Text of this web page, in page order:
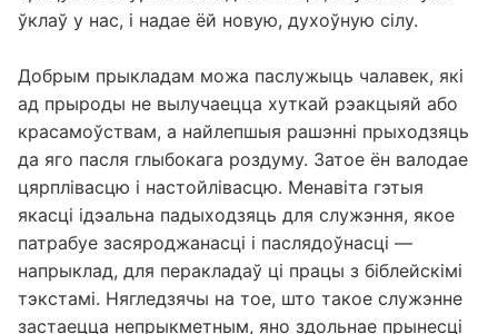
працуе з натуральнай здольнасцю, якую Бог ужо
Добрым прыкладам можа паслужыць чалавек, які
ад прыроды не вылучаецца хуткай рэакцыяй або
красамоўствам, а найлепшыя рашэнні прыходзяць
да яго пасля глыбокага роздуму. Затое ён валодае
цярплівасцю і настойлівасцю. Менавіта гэтыя
якасці ідэальна падыходзяць для служэння, якое
патрабуе засяроджанасці і паслядоўнасці —
напрыклад, для перакладаў ці працы з біблейскімі
тэкстамі. Нягледзячы на тое, што такое служэнне